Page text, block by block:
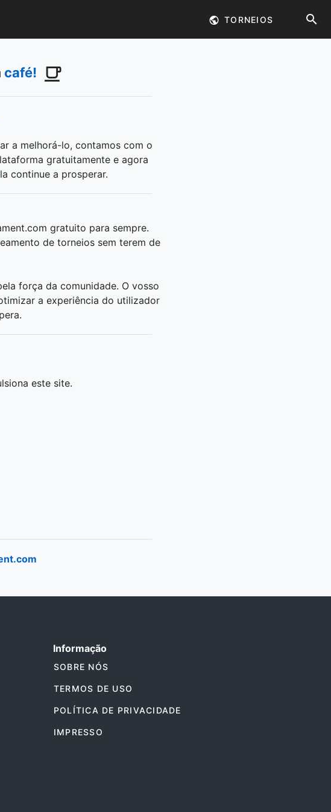
TORNEIOS
café!
a melhorá-lo, contamos com o
gratuitamente e agora
continue a prosperar.
gratuito para sempre.
de torneios sem terem de
força da comunidade. O vosso
a experiência do utilizador
este site.
Informação
SOBRE NÓS
TERMOS DE USO
POLÍTICA DE PRIVACIDADE
IMPRESSO